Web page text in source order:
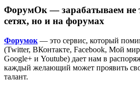
ФорумОк — зарабатываем не
сетях, но и на форумах
Форумок — это сервис, который
(Twitter, ВКонтакте, Facebook, Мой
Google+ и Youtube) дает нам в
каждый желающий может проявить
талант.